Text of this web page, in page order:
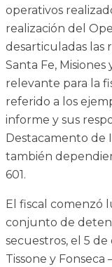
operativos
realización del
desarticuladas las
Santa Fe,
relevante para la
referido a los
informe y sus
Destacamento de
también
601.
El fiscal comenzó
conjunto de
secuestros, el 5 de
Tissone y